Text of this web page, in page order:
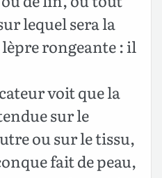
lequel sera la
lèpre rongeante : il
voit que la
sur le
ou sur le tissu,
fait de peau,